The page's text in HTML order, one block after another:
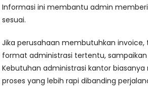
Informasi ini membantu admin
sesuai.
Jika perusahaan membutuhkan
format administrasi tertentu, sampaikan
Kebutuhan administrasi kantor
proses yang lebih rapi dibanding